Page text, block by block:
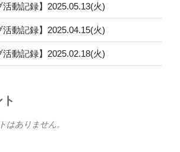
活動記録】2025.05.13(火)
活動記録】2025.04.15(火)
活動記録】2025.02.18(火)
はありません。